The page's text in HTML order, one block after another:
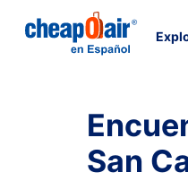
San